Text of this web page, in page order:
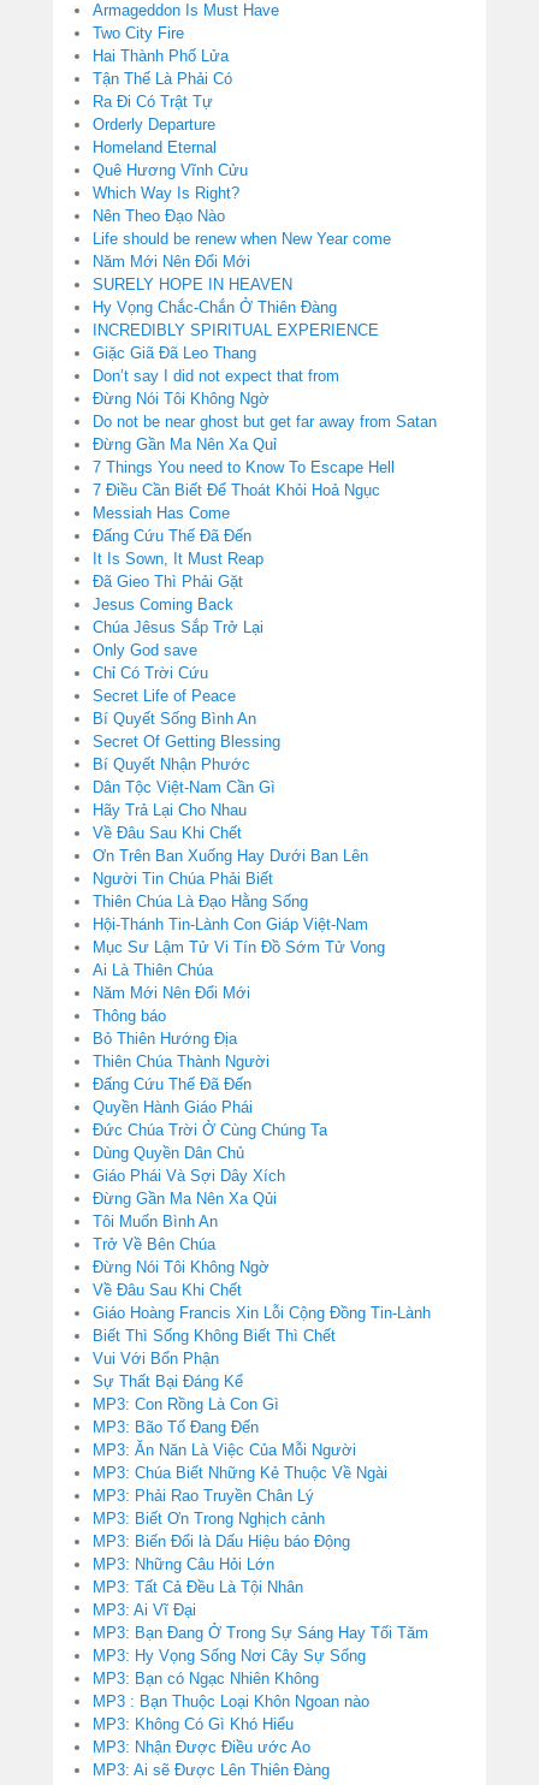
Armageddon Is Must Have
Two City Fire
Hai Thành Phố Lửa
Tận Thế Là Phải Có
Ra Đi Có Trật Tự
Orderly Departure
Homeland Eternal
Quê Hương Vĩnh Cửu
Which Way Is Right?
Nên Theo Đạo Nào
Life should be renew when New Year come
Năm Mới Nên Đổi Mới
SURELY HOPE IN HEAVEN
Hy Vọng Chắc-Chắn Ở Thiên Đàng
INCREDIBLY SPIRITUAL EXPERIENCE
Giặc Giã Đã Leo Thang
Don’t say I did not expect that from
Đừng Nói Tôi Không Ngờ
Do not be near ghost but get far away from Satan
Đừng Gần Ma Nên Xa Quỉ
7 Things You need to Know To Escape Hell
7 Điều Cần Biết Để Thoát Khỏi Hoả Ngục
Messiah Has Come
Đấng Cứu Thế Đã Đến
It Is Sown, It Must Reap
Đã Gieo Thì Phải Gặt
Jesus Coming Back
Chúa Jêsus Sắp Trở Lại
Only God save
Chỉ Có Trời Cứu
Secret Life of Peace
Bí Quyết Sống Bình An
Secret Of Getting Blessing
Bí Quyết Nhận Phước
Dân Tộc Việt-Nam Cần Gì
Hãy Trả Lại Cho Nhau
Về Đâu Sau Khi Chết
Ơn Trên Ban Xuống Hay Dưới Ban Lên
Người Tin Chúa Phải Biết
Thiên Chúa Là Đạo Hằng Sống
Hội-Thánh Tin-Lành Con Giáp Việt-Nam
Mục Sư Lậm Tử Vi Tín Đồ Sớm Tử Vong
Ai Là Thiên Chúa
Năm Mới Nên Đổi Mới
Thông báo
Bỏ Thiên Hướng Địa
Thiên Chúa Thành Người
Đấng Cứu Thế Đã Đến
Quyền Hành Giáo Phái
Đức Chúa Trời Ở Cùng Chúng Ta
Dùng Quyền Dân Chủ
Giáo Phái Và Sợi Dây Xích
Đừng Gần Ma Nên Xa Qủi
Tôi Muốn Bình An
Trở Về Bên Chúa
Đừng Nói Tôi Không Ngờ
Về Đâu Sau Khi Chết
Giáo Hoàng Francis Xin Lỗi Cộng Đồng Tin-Lành
Biết Thì Sống Không Biết Thì Chết
Vui Với Bổn Phận
Sự Thất Bại Đáng Kể
MP3: Con Rồng Là Con Gì
MP3: Bão Tố Đang Đến
MP3: Ăn Năn Là Việc Của Mỗi Người
MP3: Chúa Biết Những Kẻ Thuộc Về Ngài
MP3: Phải Rao Truyền Chân Lý
MP3: Biết Ơn Trong Nghịch cảnh
MP3: Biến Đổi là Dấu Hiệu báo Động
MP3: Những Câu Hỏi Lớn
MP3: Tất Cả Đều Là Tội Nhân
MP3: Ai Vĩ Đại
MP3: Bạn Đang Ở Trong Sự Sáng Hay Tối Tăm
MP3: Hy Vọng Sống Nơi Cây Sự Sống
MP3: Bạn có Ngạc Nhiên Không
MP3 : Bạn Thuộc Loại Khôn Ngoan nào
MP3: Không Có Gì Khó Hiểu
MP3: Nhận Được Điều ước Ao
MP3: Ai sẽ Được Lên Thiên Đàng